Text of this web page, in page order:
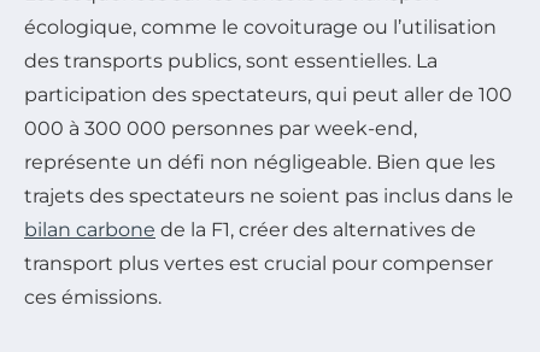
écologique, comme le covoiturage ou l’utilisation
des transports publics, sont essentielles. La
participation des spectateurs, qui peut aller de 100
000 à 300 000 personnes par week-end,
représente un défi non négligeable. Bien que les
trajets des spectateurs ne soient pas inclus dans le
bilan carbone de la F1, créer des alternatives de
transport plus vertes est crucial pour compenser
ces émissions.